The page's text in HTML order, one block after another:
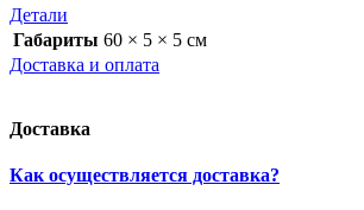
Детали
Габариты 60 × 5 × 5 см
Доставка и оплата
Доставка
Как осуществляется доставка?